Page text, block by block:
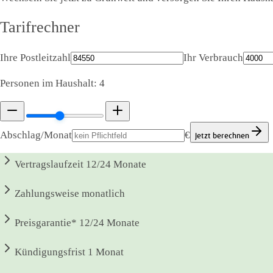
Tarifrechner
Ihre Postleitzahl Ihr Verbrauch
Personen im Haushalt: 4
Abschlag/Monat € Jetzt berechnen
Vertragslaufzeit 12/24 Monate
Zahlungsweise monatlich
Preisgarantie* 12/24 Monate
Kündigungsfrist 1 Monat